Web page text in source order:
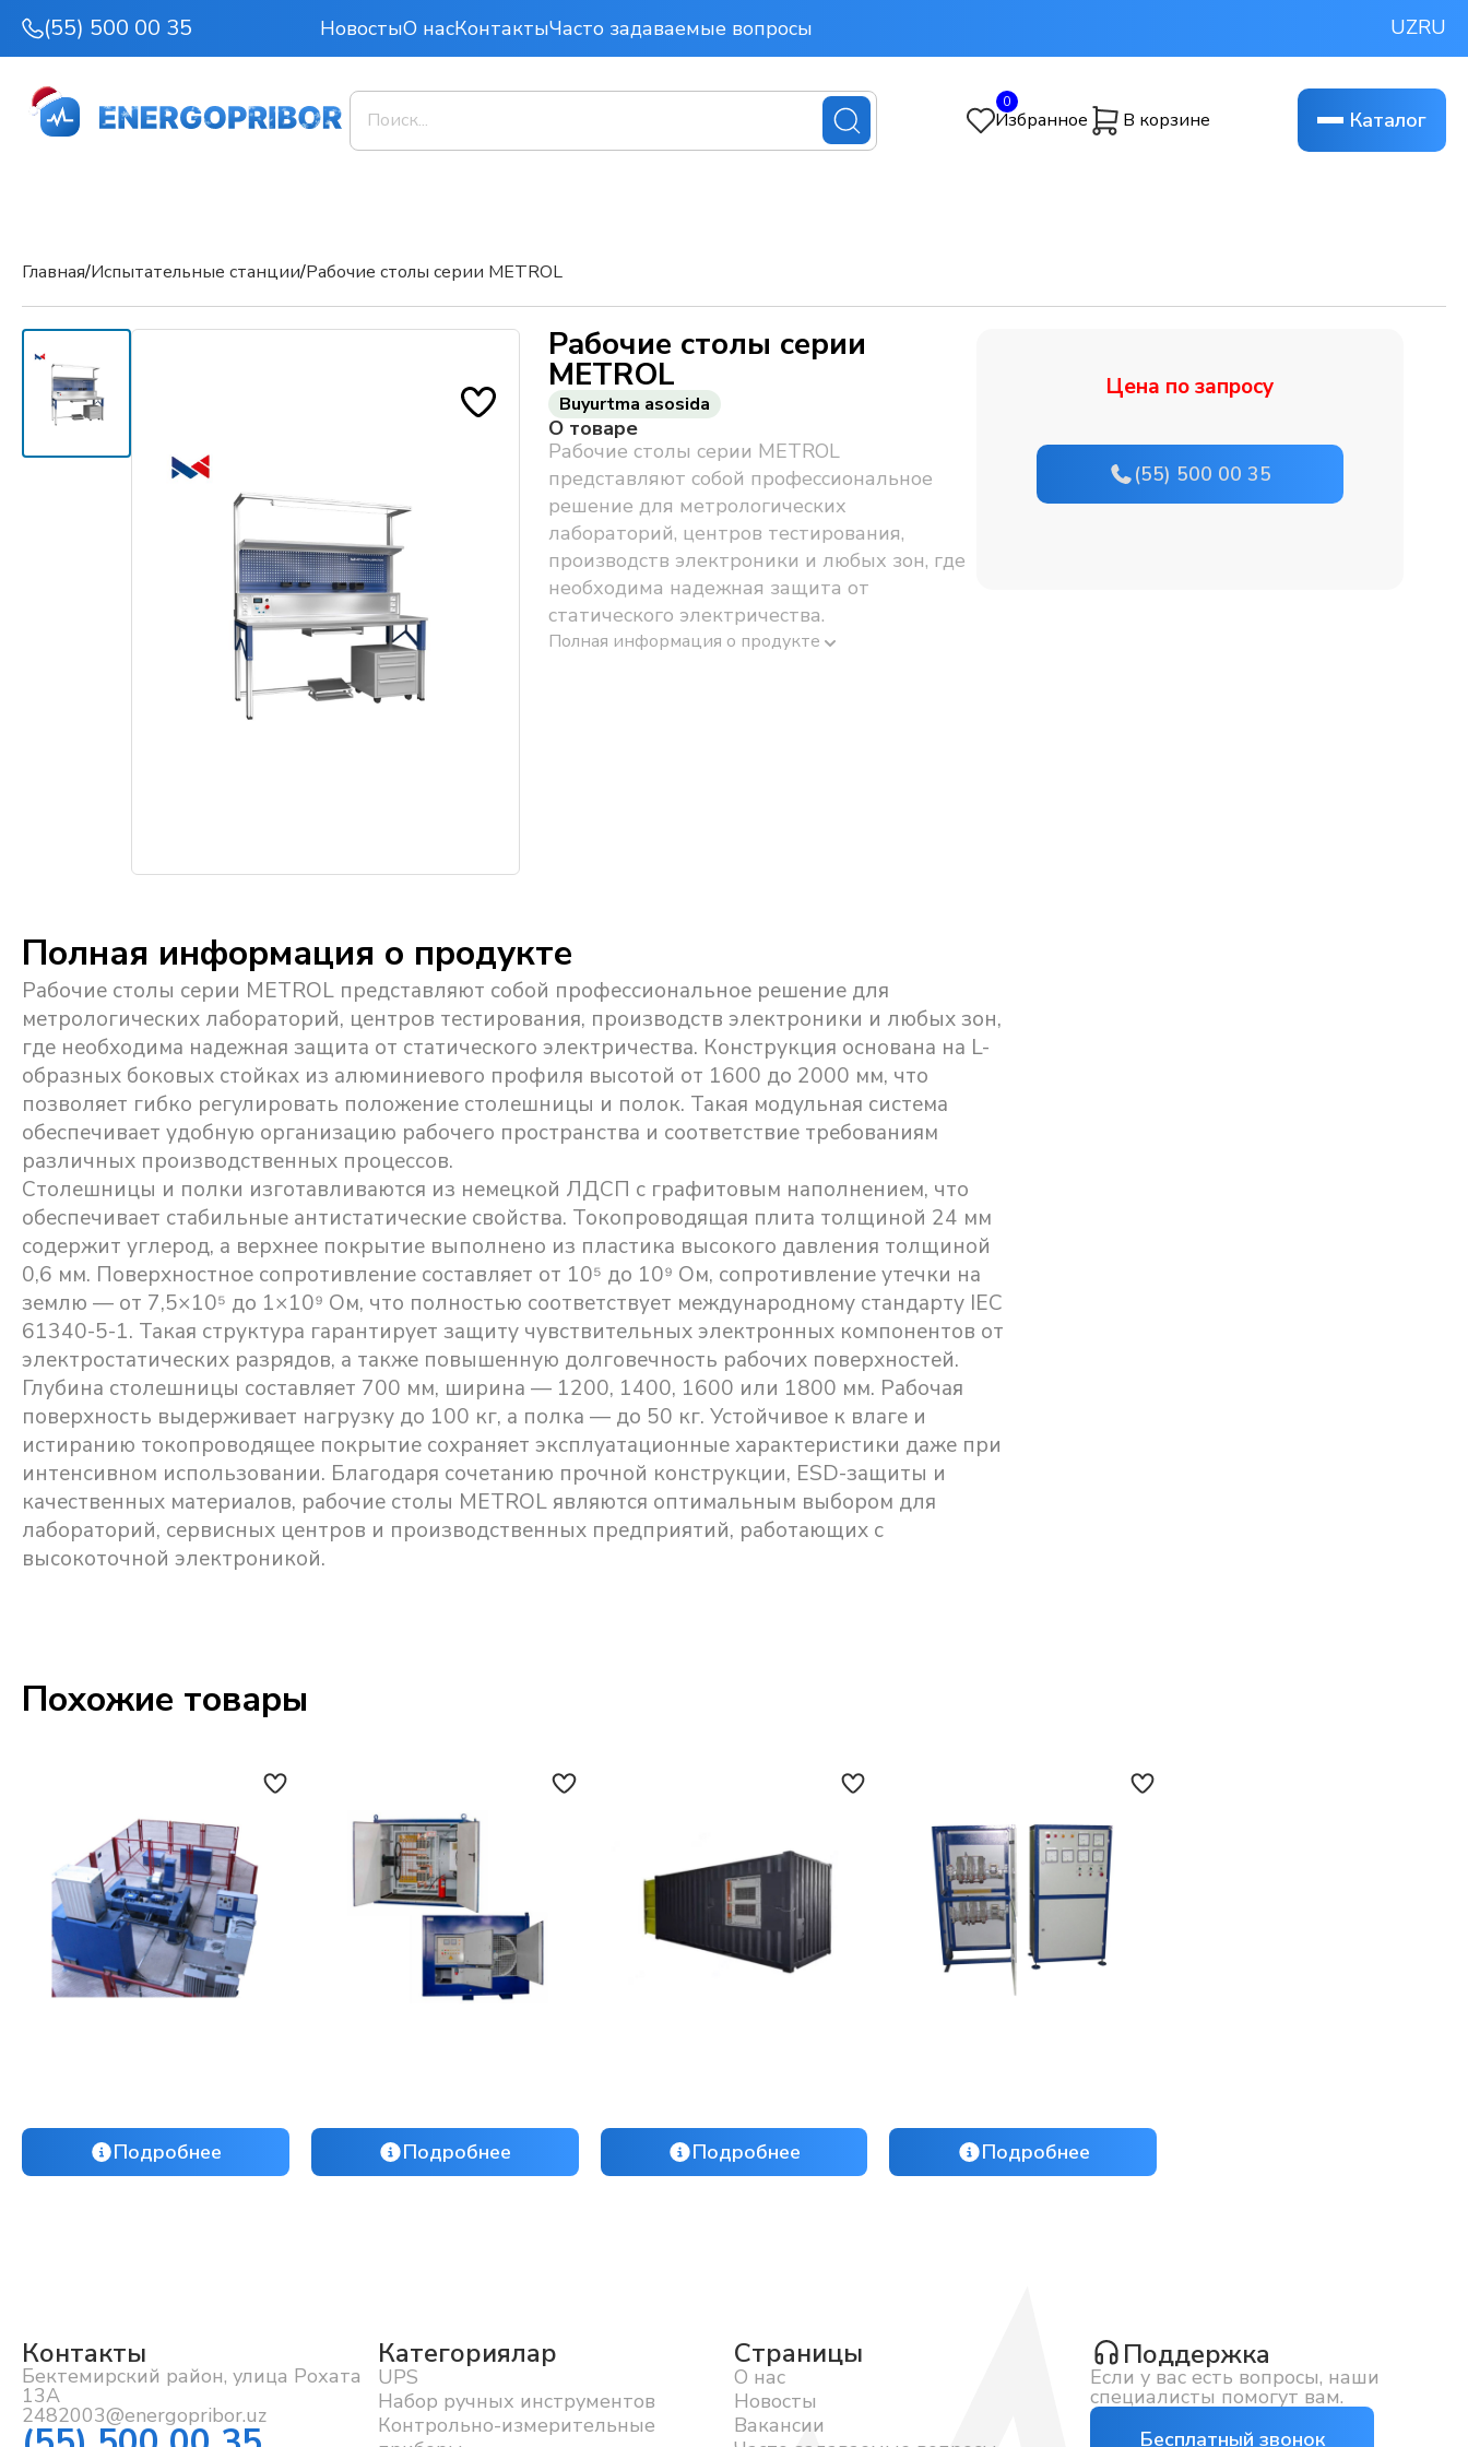
(55) 500 00 35 НовостыО насКонтактыЧасто задаваемые вопросы UZRU
Избранное
0
В корзине Каталог
Главная/Испытательные станции/Рабочие столы серии METROL
Рабочие столы серии
METROL
Buyurtma asosida
О товаре
Рабочие столы серии METROL
представляют собой профессиональное
решение для метрологических
лабораторий, центров тестирования,
производств электроники и любых зон, где
необходима надежная защита от
статического электричества.
Полная информация о продукте
Цена по запросу
(55) 500 00 35
Полная информация о продукте
Рабочие столы серии METROL представляют собой профессиональное решение для
метрологических лабораторий, центров тестирования, производств электроники и любых зон,
где необходима надежная защита от статического электричества. Конструкция основана на L-
образных боковых стойках из алюминиевого профиля высотой от 1600 до 2000 мм, что
позволяет гибко регулировать положение столешницы и полок. Такая модульная система
обеспечивает удобную организацию рабочего пространства и соответствие требованиям
различных производственных процессов.
Столешницы и полки изготавливаются из немецкой ЛДСП с графитовым наполнением, что
обеспечивает стабильные антистатические свойства. Токопроводящая плита толщиной 24 мм
содержит углерод, а верхнее покрытие выполнено из пластика высокого давления толщиной
0,6 мм. Поверхностное сопротивление составляет от 10⁵ до 10⁹ Ом, сопротивление утечки на
землю — от 7,5×10⁵ до 1×10⁹ Ом, что полностью соответствует международному стандарту IEC
61340-5-1. Такая структура гарантирует защиту чувствительных электронных компонентов от
электростатических разрядов, а также повышенную долговечность рабочих поверхностей.
Глубина столешницы составляет 700 мм, ширина — 1200, 1400, 1600 или 1800 мм. Рабочая
поверхность выдерживает нагрузку до 100 кг, а полка — до 50 кг. Устойчивое к влаге и
истиранию токопроводящее покрытие сохраняет эксплуатационные характеристики даже при
интенсивном использовании. Благодаря сочетанию прочной конструкции, ESD-защиты и
качественных материалов, рабочие столы METROL являются оптимальным выбором для
лабораторий, сервисных центров и производственных предприятий, работающих с
высокоточной электроникой.
Похожие товары
Подробнее Подробнее Подробнее Подробнее
Контакты
Бектемирский район, улица Рохата
13А
2482003@energopribor.uz
Категориялар
UPS
Набор ручных инструментов
Контрольно-измерительные
Страницы
О нас
Новосты
Вакансии
Поддержка
Если у вас есть вопросы, наши
специалисты помогут вам.
Бесплатный звонок